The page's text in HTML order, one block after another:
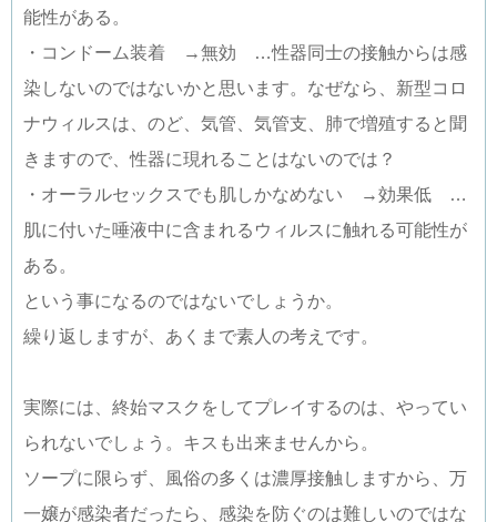
能性がある。
・コンドーム装着 →無効 …性器同士の接触からは感
染しないのではないかと思います。なぜなら、新型コロ
ナウィルスは、のど、気管、気管支、肺で増殖すると聞
きますので、性器に現れることはないのでは？
・オーラルセックスでも肌しかなめない →効果低 …
肌に付いた唾液中に含まれるウィルスに触れる可能性が
ある。
という事になるのではないでしょうか。
繰り返しますが、あくまで素人の考えです。
実際には、終始マスクをしてプレイするのは、やってい
られないでしょう。キスも出来ませんから。
ソープに限らず、風俗の多くは濃厚接触しますから、万
一嬢が感染者だったら、感染を防ぐのは難しいのではな